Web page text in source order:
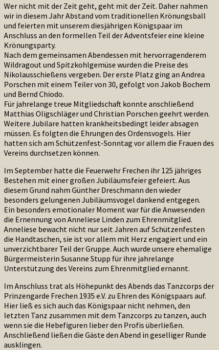
Wer nicht mit der Zeit geht, geht mit der Zeit. Daher nahmen
wir in diesem Jahr Abstand vom traditionellen Krönungsball
und feierten mit unserem diesjährigen Königspaar im
Anschluss an den formellen Teil der Adventsfeier eine kleine
Krönungsparty.
Nach dem gemeinsamen Abendessen mit hervorragenderem
Wildragout und Spitzkohlgemüse wurden die Preise des
Nikolausschießens vergeben. Der erste Platz ging an Andrea
Porschen mit einem Teiler von 30, gefolgt von Jakob Bochem
und Bernd Chiodo.
Für jahrelange treue Mitgliedschaft konnte anschließend
Matthias Oligschläger und Christian Porschen geehrt werden.
Weitere Jubilare hatten krankheitsbedingt leider absagen
müssen. Es folgten die Ehrungen des Ordensvogels. Hier
hatten sich am Schützenfest-Sonntag vor allem die Frauen des
Vereins durchsetzen können.
Im September hatte die Feuerwehr Frechen ihr 125 jähriges
Bestehen mit einer großen Jubiläumsfeier gefeiert. Aus
diesem Grund nahm Günther Dreschmann den wieder
besonders gelungenen Jubiläumsvogel dankend entgegen.
Ein besonders emotionaler Moment war für die Anwesenden
die Ernennung von Anneliese Linden zum Ehrenmitglied.
Anneliese bewacht nicht nur seit Jahren auf Schützenfesten
die Handtaschen, sie ist vor allem mit Herz engagiert und ein
unverzichtbarer Teil der Gruppe. Auch wurde unsere ehemalige
Bürgermeisterin Susanne Stupp für ihre jahrelange
Unterstützung des Vereins zum Ehrenmitglied ernannt.
Im Anschluss trat als Höhepunkt des Abends das Tanzcorps der
Prinzengarde Frechen 1935 e.V. zu Ehren des Königspaars auf.
Hier ließ es sich auch das Königspaar nicht nehmen, den
letzten Tanz zusammen mit dem Tanzcorps zu tanzen, auch
wenn sie die Hebefiguren lieber den Profis überließen.
Anschließend ließen die Gäste den Abend in geselliger Runde
ausklingen.